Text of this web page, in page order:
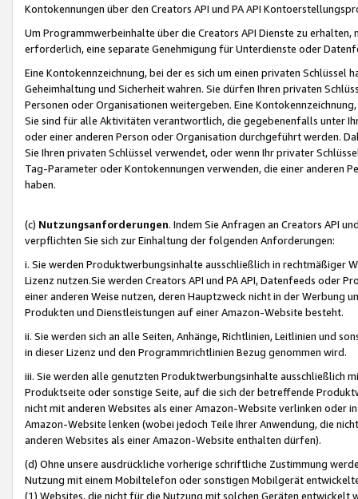
Kontokennungen über den Creators API und PA API
Um Programmwerbeinhalte über die Creators API Dienste zu
erforderlich, eine separate Genehmigung für Unterdienste oder
Eine Kontokennzeichnung, bei der es sich um einen privaten
Geheimhaltung und Sicherheit wahren. Sie dürfen Ihren privaten
Personen oder Organisationen weitergeben. Eine
Sie sind für alle Aktivitäten verantwortlich, die gegebenenfalls unter
oder einer anderen Person oder Organisation durchgeführt werden.
Sie Ihren privaten Schlüssel verwendet, oder wenn Ihr privater
Tag-Parameter oder Kontokennungen verwenden, die einer anderen
haben.
(c) Nutzungsanforderungen. Indem Sie Anfragen an Creators API
verpflichten Sie sich zur Einhaltung der folgenden Anforderungen:
i. Sie werden Produktwerbungsinhalte ausschließlich in rechtmäßiger
Lizenz nutzen.Sie werden Creators API und PA API, Datenfeeds oder
einer anderen Weise nutzen, deren Hauptzweck nicht in der Werbung
Produkten und Dienstleistungen auf einer Amazon-Website besteht.
ii. Sie werden sich an alle Seiten, Anhänge, Richtlinien, Leitlinien und
in dieser Lizenz und den Programmrichtlinien Bezug genommen wird.
iii. Sie werden alle genutzten Produktwerbungsinhalte ausschließlich
Produktseite oder sonstige Seite, auf die sich der betreffende
nicht mit anderen Websites als einer Amazon-Website verlinken oder
Amazon-Website lenken (wobei jedoch Teile Ihrer Anwendung, die
anderen Websites als einer Amazon-Website enthalten dürfen).
(d) Ohne unsere ausdrückliche vorherige schriftliche Zustimmung
Nutzung mit einem Mobiltelefon oder sonstigen Mobilgerät
(1) Websites, die nicht für die Nutzung mit solchen Geräten